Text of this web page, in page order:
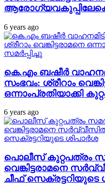
6 years ago
കെ.എം ബഷീര്‍
സംഭവം: ശ്രീറാം
ഒന്നാംപ്രതിയാക്കി
6 years ago
പൊലീസ് കുറ്റപത്രം
വെങ്കിട്ടരാമനെ
ചീഫ് സെക്രട്ടറിയുടെ